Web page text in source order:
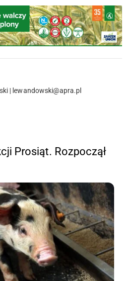
| lewandowski@apra.pl
Prosiąt. Rozpoczął